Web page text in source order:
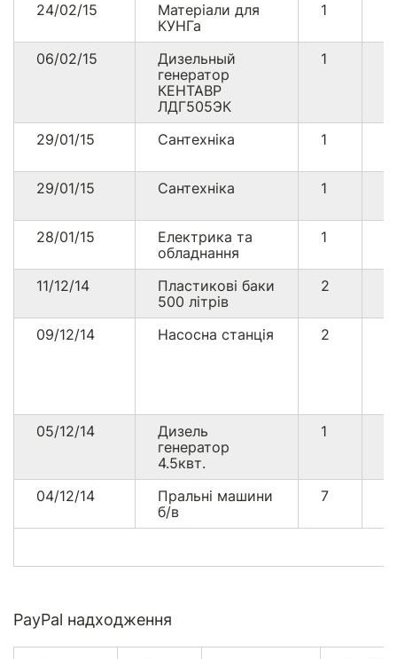
24/02/15
Матеріали для
КУНГа
1
06/02/15
Дизельный
генератор
КЕНТАВР
ЛДГ505ЭК
1
29/01/15 Сантехніка 1
29/01/15 Сантехніка 1
28/01/15
Електрика та
обладнання
1
11/12/14
Пластикові баки
500 літрів
2
09/12/14 Насосна станція 2
05/12/14
Дизель
генератор
4.5квт.
1
04/12/14
Пральні машини
б/в
7
PayPal надходження